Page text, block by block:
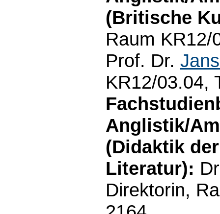
(Britische
Raum KR12/
Prof. Dr.
KR12/03.04,
Anglistik/
(Didaktik
Literatur):
Direktorin,